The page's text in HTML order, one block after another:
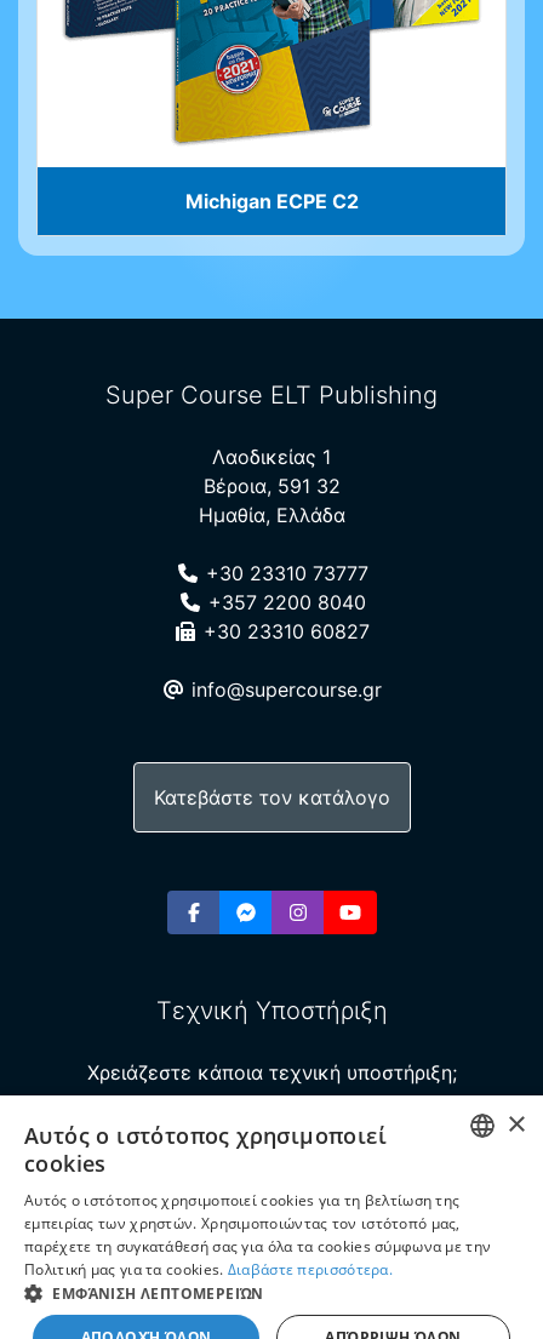
Michigan ECPE C2
Super Course ELT Publishing
Λαοδικείας 1
Βέροια, 591 32
Ημαθία, Ελλάδα
+30 23310 73777
+357 2200 8040
+30 23310 60827
info@supercourse.gr
Κατεβάστε τον κατάλογο
Τεχνική Υποστήριξη
Χρειάζεστε κάποια τεχνική υποστήριξη;
Δημιουργήστε ένα νέο ticket!
Copyright ©2026 Super Course ELT Publishing
Με Επιφύλαξη Παντός Δικαιώματος
Πολιτική Απορρήτου
ENGLISH
×
Αυτός ο ιστότοπος χρησιμοποιεί
cookies
Αυτός ο ιστότοπος χρησιμοποιεί cookies για τη βελτίωση της
εμπειρίας των χρηστών. Χρησιμοποιώντας τον ιστότοπό μας,
παρέχετε τη συγκατάθεσή σας για όλα τα cookies σύμφωνα με την
Πολιτική μας για τα cookies. Διαβάστε περισσότερα.
ΕΜΦΆΝΙΣΗ ΛΕΠΤΟΜΕΡΕΙΏΝ